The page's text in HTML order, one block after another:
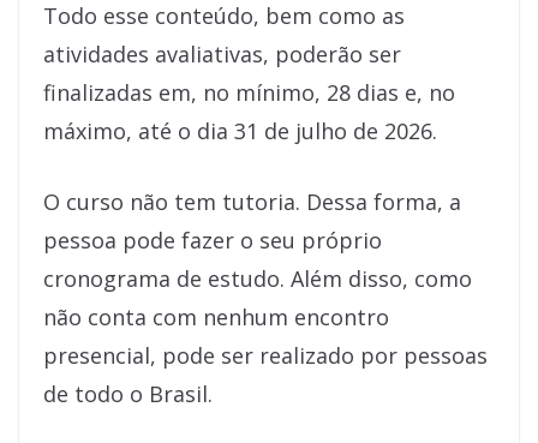
Todo esse conteúdo, bem como as
atividades avaliativas, poderão ser
finalizadas em, no mínimo, 28 dias e, no
máximo, até o dia 31 de julho de 2026.
O curso não tem tutoria. Dessa forma, a
pessoa pode fazer o seu próprio
cronograma de estudo. Além disso, como
não conta com nenhum encontro
presencial, pode ser realizado por pessoas
de todo o Brasil.